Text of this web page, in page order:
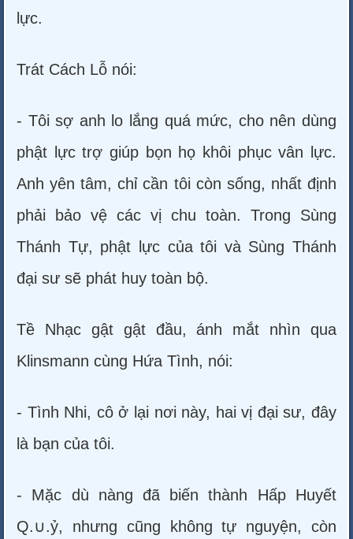
lực.
Trát Cách Lỗ nói:
- Tôi sợ anh lo lắng quá mức, cho nên dùng
phật lực trợ giúp bọn họ khôi phục vân lực.
Anh yên tâm, chỉ cần tôi còn sống, nhất định
phải bảo vệ các vị chu toàn. Trong Sùng
Thánh Tự, phật lực của tôi và Sùng Thánh
đại sư sẽ phát huy toàn bộ.
Tề Nhạc gật gật đầu, ánh mắt nhìn qua
Klinsmann cùng Hứa Tình, nói:
- Tình Nhi, cô ở lại nơi này, hai vị đại sư, đây
là bạn của tôi.
- Mặc dù nàng đã biến thành Hấp Huyết
Q.∪.ỷ, nhưng cũng không tự nguyện, còn